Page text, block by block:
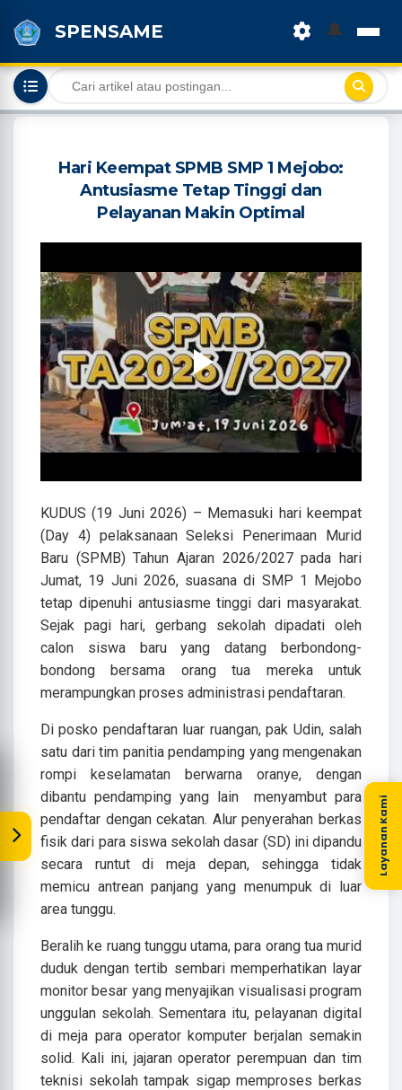
SPENSAME 🔔
Hari Keempat SPMB SMP 1 Mejobo:
Antusiasme Tetap Tinggi dan
Pelayanan Makin Optimal
KUDUS (19 Juni 2026) – Memasuki hari keempat
(Day 4) pelaksanaan Seleksi Penerimaan Murid
Baru (SPMB) Tahun Ajaran 2026/2027 pada hari
Jumat, 19 Juni 2026, suasana di SMP 1 Mejobo
tetap dipenuhi antusiasme tinggi dari masyarakat.
Sejak pagi hari, gerbang sekolah dipadati oleh
calon siswa baru yang datang berbondong-
bondong bersama orang tua mereka untuk
merampungkan proses administrasi pendaftaran.
Di posko pendaftaran luar ruangan, pak Udin, salah
satu dari tim panitia pendamping yang mengenakan
rompi keselamatan berwarna oranye, dengan
dibantu pendamping yang lain menyambut para
pendaftar dengan cekatan. Alur penyerahan berkas
fisik dari para siswa sekolah dasar (SD) ini dipandu
secara runtut di meja depan, sehingga tidak
memicu antrean panjang yang menumpuk di luar
area tunggu.
Beralih ke ruang tunggu utama, para orang tua murid
duduk dengan tertib sembari memperhatikan layar
monitor besar yang menyajikan visualisasi program
unggulan sekolah. Sementara itu, pelayanan digital
di meja para operator komputer berjalan semakin
solid. Kali ini, jajaran operator perempuan dan tim
teknisi sekolah tampak sigap memproses berkas
Layanan Kami